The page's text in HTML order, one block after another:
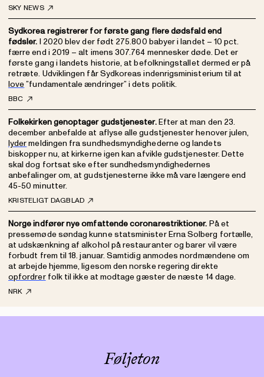
Føljeton
SKY NEWS
Sydkorea registrerer for første gang flere dødsfald end
fødsler. I 2020 blev der født 275.800 babyer i landet – 10 pct.
færre end i 2019 – alt imens 307.764 mennesker døde. Det er
første gang i landets historie, at befolkningstallet dermed er på
retræte. Udviklingen får Sydkoreas indenrigsministerium til at
love”fundamentale ændringer” i dets politik.
BBC
Folkekirken genoptager gudstjenester.Efter at man den 23.
december anbefalde at aflyse alle gudstjenester henover julen,
lydermeldingen fra sundhedsmyndighederne og landets
biskopper nu, at kirkerne igen kan afvikle gudstjenester. Dette
skal dog fortsat ske efter sundhedsmyndighedernes
anbefalinger om, at gudstjenesterne ikke må vare længere end
45-50 minutter.
KRISTELIGT DAGBLAD
Norge indfører nye omfattende coronarestriktioner. På et
pressemøde søndag kunne statsminister Erna Solberg fortælle,
at udskænkning af alkohol på restauranter og barer vil være
forbudt frem til 18. januar. Samtidig anmodes nordmændene om
at arbejde hjemme, ligesom den norske regering direkte
opfordrerfolk til ikke at modtage gæster de næste 14 dage.
NRK